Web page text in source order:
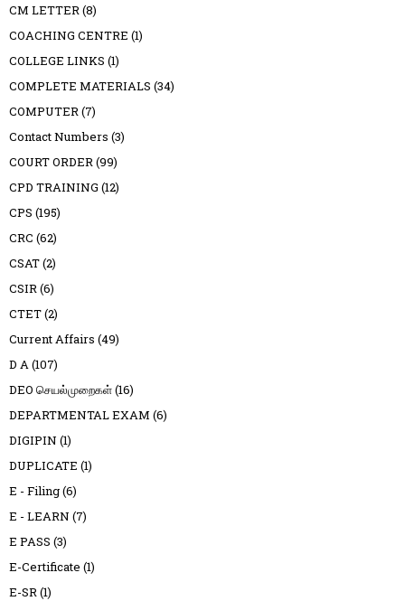
CM LETTER(8)
COACHING CENTRE (1)
COLLEGE LINKS (1)
COMPLETE MATERIALS (34)
COMPUTER(7)
Contact Numbers (3)
COURT ORDER(99)
CPD TRAINING (12)
CPS (195)
CRC (62)
CSAT(2)
CSIR(6)
CTET(2)
Current Affairs (49)
D A(107)
DEO செயல்முறைகள்(16)
DEPARTMENTAL EXAM (6)
DIGIPIN (1)
DUPLICATE (1)
E - Filing(6)
E - LEARN (7)
E PASS (3)
E-Certificate (1)
E-SR(1)